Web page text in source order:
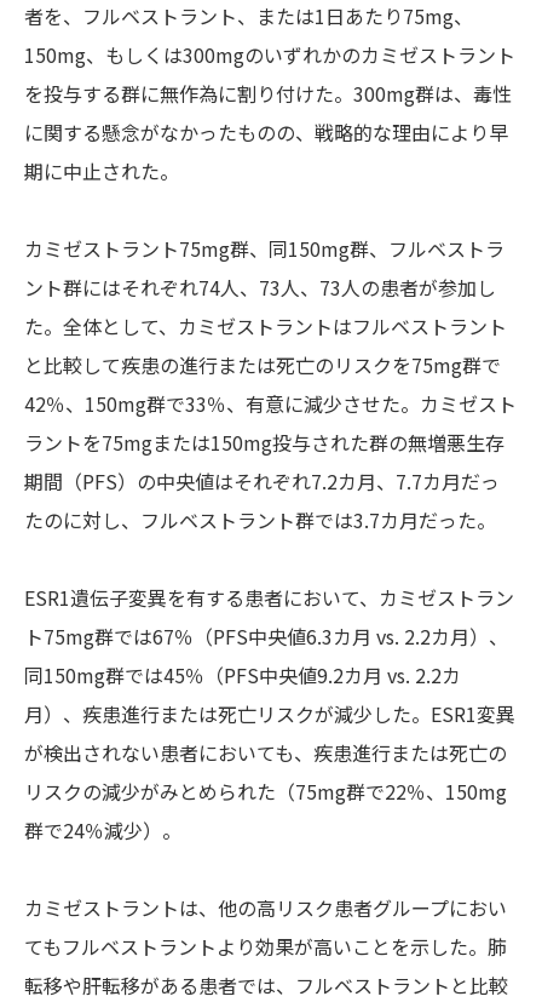
者を、フルベストラント、または1日あたり75mg、
150mg、もしくは300mgのいずれかのカミゼストラント
を投与する群に無作為に割り付けた。300mg群は、毒性
に関する懸念がなかったものの、戦略的な理由により早
期に中止された。
カミゼストラント75mg群、同150mg群、フルベストラ
ント群にはそれぞれ74人、73人、73人の患者が参加し
た。全体として、カミゼストラントはフルベストラント
と比較して疾患の進行または死亡のリスクを75mg群で
42％、150mg群で33％、有意に減少させた。カミゼスト
ラントを75mgまたは150mg投与された群の無増悪生存
期間（PFS）の中央値はそれぞれ7.2カ月、7.7カ月だっ
たのに対し、フルベストラント群では3.7カ月だった。
ESR1遺伝子変異を有する患者において、カミゼストラン
ト75mg群では67％（PFS中央値6.3カ月 vs. 2.2カ月）、
同150mg群では45％（PFS中央値9.2カ月 vs. 2.2カ
月）、疾患進行または死亡リスクが減少した。ESR1変異
が検出されない患者においても、疾患進行または死亡の
リスクの減少がみとめられた（75mg群で22％、150mg
群で24％減少）。
カミゼストラントは、他の高リスク患者グループにおい
てもフルベストラントより効果が高いことを示した。肺
転移や肝転移がある患者では、フルベストラントと比較